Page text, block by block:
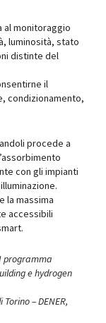
al monitoraggio
luminosità, stato
distinte del
il
condizionamento,
procede a
con gli impianti
la massima
accessibili
programma
e hydrogen
– DENER,